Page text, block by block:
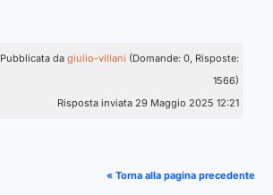
Pubblicata da giulio-villani (Domande: 0, Risposte:
1566)
Risposta inviata 29 Maggio 2025 12:21
« Torna alla pagina precedente